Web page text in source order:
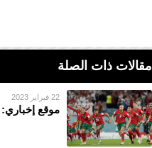
مقالات ذات الصلة
22 فبراير 2023
موقع